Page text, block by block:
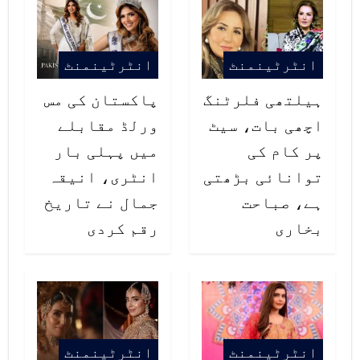
انٹرٹینمنٹ
ہیلتھی فلرٹنگ
اچھی بات، سیٹ
پر کام کی
توانائی بڑھتی
ہے، صباحت
بخاری
انٹرٹینمنٹ
پاکستان کی مس
ورلڈ مقابلے
میں پہلی بار
انٹری، انیقہ
جمال نے تاریخ
رقم کردی
انٹرٹینمنٹ انٹرٹینمنٹ